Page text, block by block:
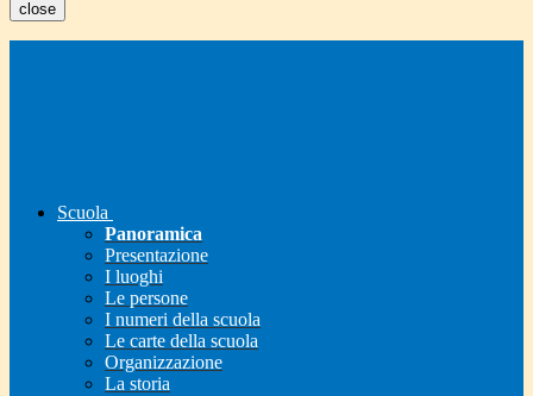
close
Scuola
Panoramica
Presentazione
I luoghi
Le persone
I numeri della scuola
Le carte della scuola
Organizzazione
La storia